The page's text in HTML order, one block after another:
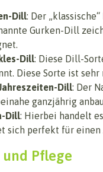
Dill: Der
Gurken-Dill
Dill: Diese Dill-
Diese Sorte ist
Dill: Der
ganzjährig
Dill: Hierbei handelt
sich perfekt für einen
und Pflege